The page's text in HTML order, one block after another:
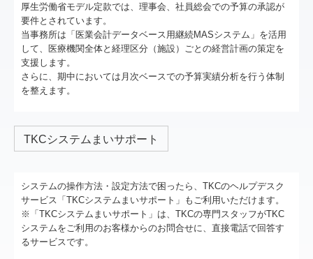
厚生労働省モデル定款では、理事会、社員総会での予算の承認が
要件とされています。
当事務所は「医業会計データベース用継続MASシステム」を活用
して、医療機関全体と経理区分（施設）ごとの経営計画の策定を
支援します。
さらに、期中においては月次ベースでの予算実績分析を行う体制
を整えます。
TKCシステムまいサポート
システムの操作方法・設定方法で困ったら、TKCのヘルプデスク
サービス「TKCシステムまいサポート」もご利用いただけます。
※「TKCシステムまいサポート」は、TKCの専門スタッフがTKC
システムをご利用のお客様からのお問合せに、直接電話で回答す
るサービスです。